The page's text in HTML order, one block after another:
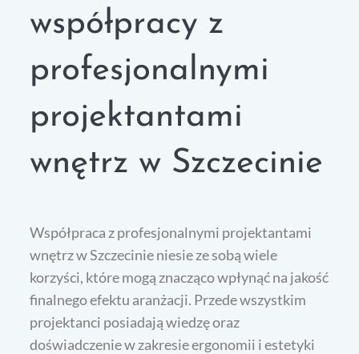
współpracy z
profesjonalnymi
projektantami
wnętrz w Szczecinie
Współpraca z profesjonalnymi projektantami
wnętrz w Szczecinie niesie ze sobą wiele
korzyści, które mogą znacząco wpłynąć na jakość
finalnego efektu aranżacji. Przede wszystkim
projektanci posiadają wiedzę oraz
doświadczenie w zakresie ergonomii i estetyki